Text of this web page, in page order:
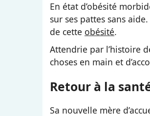
En état d’obésité
sur ses pattes sans
de cette obésité.
Attendrie par l’histoire
choses en main et
Retour à la
Sa nouvelle mère